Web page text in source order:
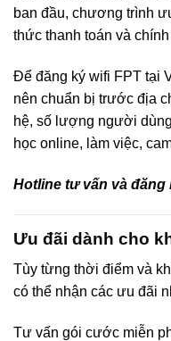
ban đầu, chương trình
thức thanh toán và
Để đăng ký wifi FPT tại
nên chuẩn bị trước địa
hệ, số lượng người
học online, làm việc,
Hotline tư vấn và đăng
Ưu đãi dành cho
Tùy từng thời điểm và
có thể nhận các ưu đãi
Tư vấn gói cước miễn